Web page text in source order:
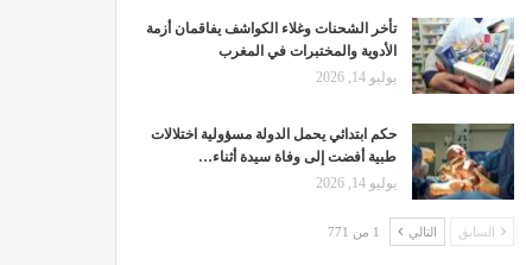
تأخر الشحنات وغلاء الكواشف يفاقمان أزمة
الأدوية والمختبرات في المغرب
يوليو 14, 2026
حكم ابتدائي يحمل الدولة مسؤولية اختلالات
طبية أفضت إلى وفاة سيدة أثناء…
يوليو 14, 2026
السابق التالي 1 من 771